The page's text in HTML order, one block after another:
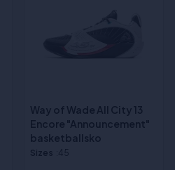
Way of Wade All City 13
Encore "Announcement"
basketballsko
Sizes :45